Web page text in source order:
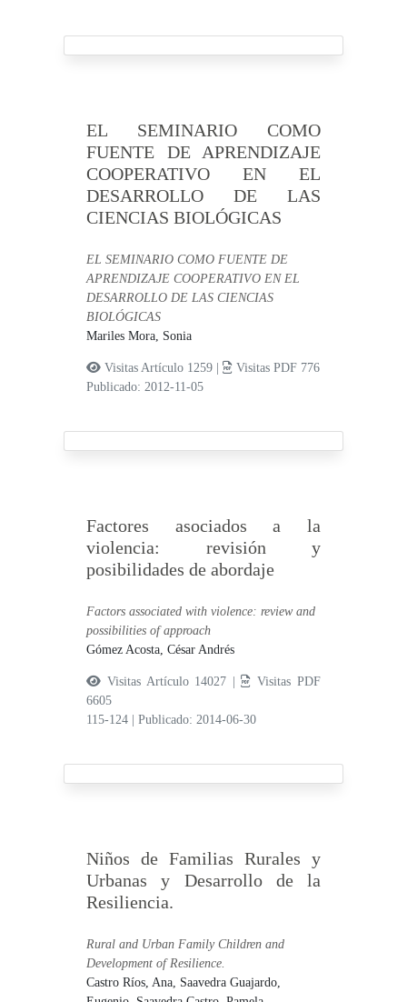
EL SEMINARIO COMO
FUENTE DE APRENDIZAJE
COOPERATIVO EN EL
DESARROLLO DE LAS
CIENCIAS BIOLÓGICAS
EL SEMINARIO COMO FUENTE DE
APRENDIZAJE COOPERATIVO EN EL
DESARROLLO DE LAS CIENCIAS
BIOLÓGICAS
Mariles Mora, Sonia
Visitas Artículo 1259 |
Visitas PDF 776
Publicado: 2012-11-05
Factores asociados a la
violencia: revisión y
posibilidades de abordaje
Factors associated with violence: review and
possibilities of approach
Gómez Acosta, César Andrés
Visitas Artículo 14027 |
Visitas PDF
6605
115-124
|Publicado: 2014-06-30
Niños de Familias Rurales y
Urbanas y Desarrollo de la
Resiliencia.
Rural and Urban Family Children and
Development of Resilience.
Castro Ríos, Ana, Saavedra Guajardo,